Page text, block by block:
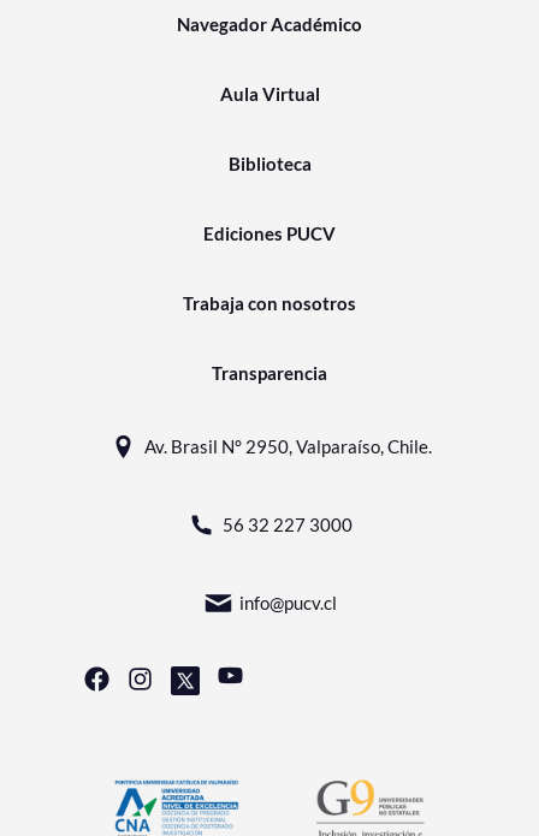
Navegador Académico
Aula Virtual
Biblioteca
Ediciones PUCV
Trabaja con nosotros
Transparencia
Av. Brasil N° 2950, Valparaíso, Chile.
56 32 227 3000
info@pucv.cl